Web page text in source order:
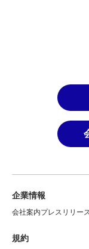
企業情報
会社案内プレスリリー
規約